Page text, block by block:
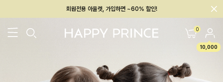
멤버십 최대 28,000원 혜택
0
10,000